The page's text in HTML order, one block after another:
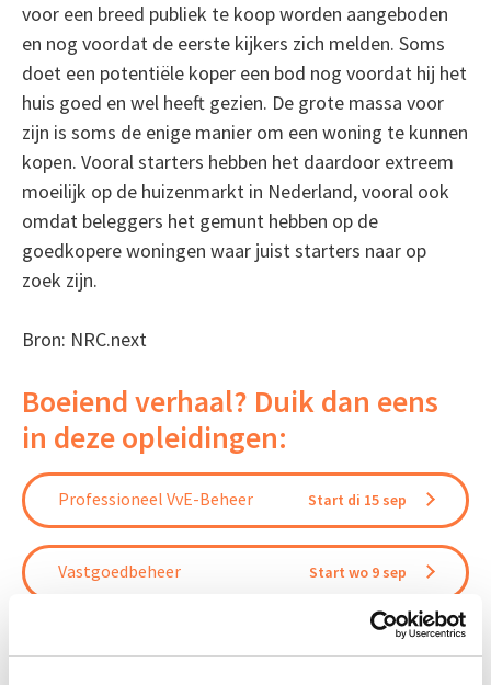
voor een breed publiek te koop worden aangeboden
en nog voordat de eerste kijkers zich melden. Soms
doet een potentiële koper een bod nog voordat hij het
huis goed en wel heeft gezien. De grote massa voor
zijn is soms de enige manier om een woning te kunnen
kopen. Vooral starters hebben het daardoor extreem
moeilijk op de huizenmarkt in Nederland, vooral ook
omdat beleggers het gemunt hebben op de
goedkopere woningen waar juist starters naar op
zoek zijn.
Bron: NRC.next
Boeiend verhaal? Duik dan eens
in deze opleidingen:
Professioneel VvE-Beheer Start di 15 sep
Vastgoedbeheer Start wo 9 sep
Start wo 30 sep